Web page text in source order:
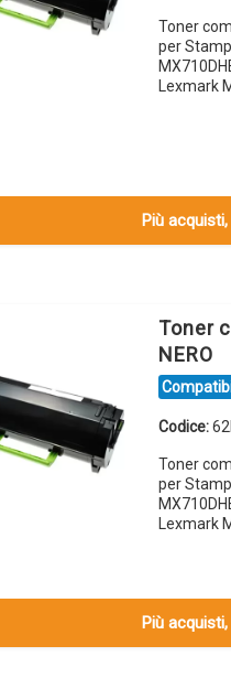
Toner
per
Lexmark
Più
Toner
NERO
Codice:
Toner
per
Lexmark
Più